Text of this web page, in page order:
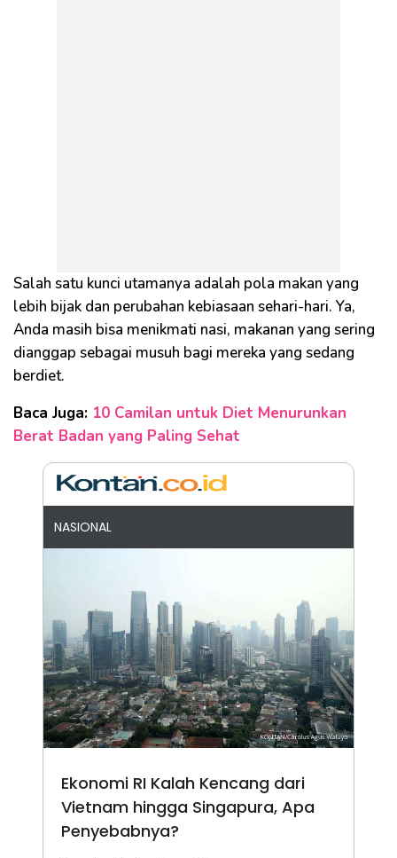
Salah satu kunci utamanya adalah pola makan yang
lebih bijak dan perubahan kebiasaan sehari-hari. Ya,
Anda masih bisa menikmati nasi, makanan yang sering
dianggap sebagai musuh bagi mereka yang sedang
berdiet.
Baca Juga: 10 Camilan untuk Diet Menurunkan
Berat Badan yang Paling Sehat
NASIONAL
Ekonomi RI Kalah Kencang dari
Vietnam hingga Singapura, Apa
Penyebabnya?